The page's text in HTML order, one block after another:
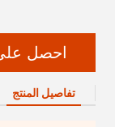
احصل
تفاصيل المنتج